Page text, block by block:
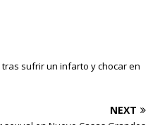
sufrir un infarto y chocar en
NEXT